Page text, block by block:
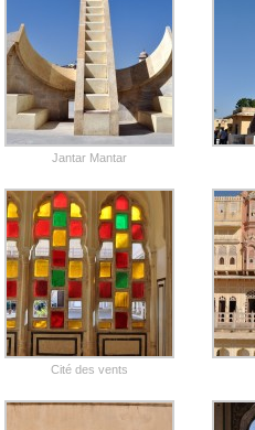
Jantar Mantar
Cité des vents